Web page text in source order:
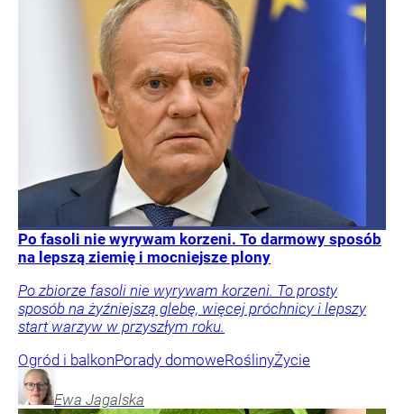
Po fasoli nie wyrywam korzeni. To darmowy sposób
na lepszą ziemię i mocniejsze plony
Po zbiorze fasoli nie wyrywam korzeni. To prosty
sposób na żyźniejszą glebę, więcej próchnicy i lepszy
start warzyw w przyszłym roku.
Ogród i balkonPorady domoweRoślinyŻycie
Ewa Jagalska